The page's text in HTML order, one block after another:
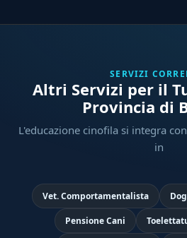
SERVIZI
Altri Servizi per il
Provincia di
L'educazione cinofila si integra
in
Vet. Comportamentalista
Pensione Cani